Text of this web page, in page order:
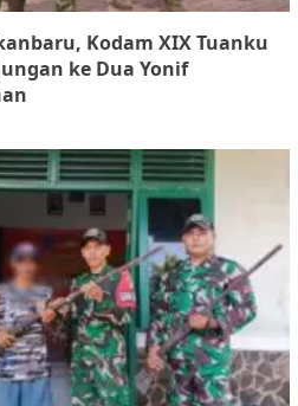
Kodam XIX Tuanku
ke Dua Yonif